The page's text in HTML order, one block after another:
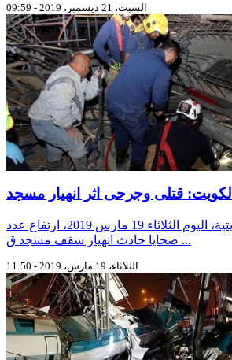
السبت، 21 ديسمبر، 2019 - 09:59
الكويت: قتلى وجرحى اثر انهيار مسجد
أعلنت السلطات الكويتية، اليوم الثلاثاء 19 مارس 2019، ارتفاع عدد
ضحايا حادث انهيار سقف مسجد ق ...
الثلاثاء، 19 مارس، 2019 - 11:50